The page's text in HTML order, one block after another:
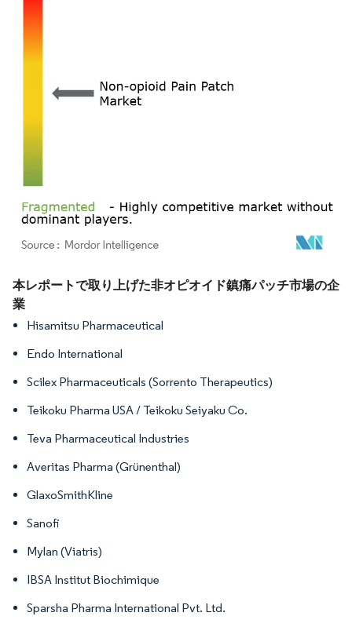
画像 © Mordor Intelligence。再利用にはCC BY 4.0の表示が必要です。
本レポートで取り上げた非オピオイド鎮痛パッチ市場の企
業
Hisamitsu Pharmaceutical
Endo International
Scilex Pharmaceuticals (Sorrento Therapeutics)
Teikoku Pharma USA / Teikoku Seiyaku Co.
Teva Pharmaceutical Industries
Averitas Pharma (Grünenthal)
GlaxoSmithKline
Sanofi
Mylan (Viatris)
IBSA Institut Biochimique
Sparsha Pharma International Pvt. Ltd.